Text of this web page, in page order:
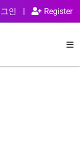
인 | Register